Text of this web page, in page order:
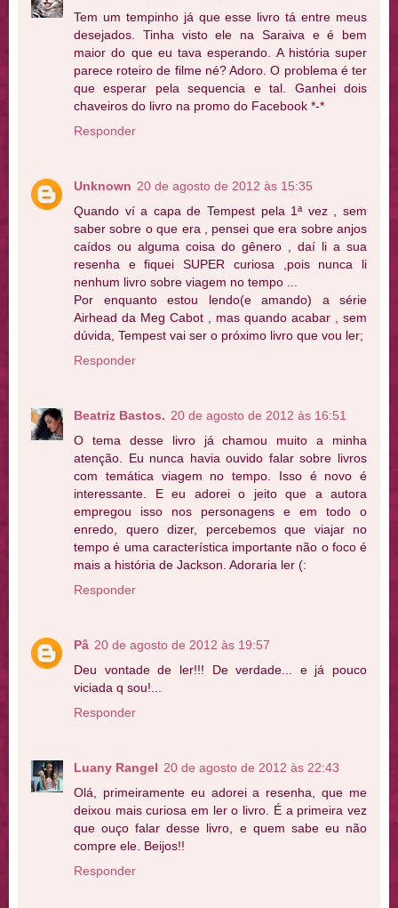
Tem um tempinho já que esse livro tá entre meus
desejados. Tinha visto ele na Saraiva e é bem
maior do que eu tava esperando. A história super
parece roteiro de filme né? Adoro. O problema é ter
que esperar pela sequencia e tal. Ganhei dois
chaveiros do livro na promo do Facebook *-*
Responder
Unknown 20 de agosto de 2012 às 15:35
Quando ví a capa de Tempest pela 1ª vez , sem
saber sobre o que era , pensei que era sobre anjos
caídos ou alguma coisa do gênero , daí li a sua
resenha e fiquei SUPER curiosa ,pois nunca li
nenhum livro sobre viagem no tempo ...
Por enquanto estou lendo(e amando) a série
Airhead da Meg Cabot , mas quando acabar , sem
dúvida, Tempest vai ser o próximo livro que vou ler;
Responder
Beatriz Bastos. 20 de agosto de 2012 às 16:51
O tema desse livro já chamou muito a minha
atenção. Eu nunca havia ouvido falar sobre livros
com temática viagem no tempo. Isso é novo é
interessante. E eu adorei o jeito que a autora
empregou isso nos personagens e em todo o
enredo, quero dizer, percebemos que viajar no
tempo é uma característica importante não o foco é
mais a história de Jackson. Adoraria ler (:
Responder
Pâ 20 de agosto de 2012 às 19:57
Deu vontade de ler!!! De verdade... e já pouco
viciada q sou!...
Responder
Luany Rangel 20 de agosto de 2012 às 22:43
Olá, primeiramente eu adorei a resenha, que me
deixou mais curiosa em ler o livro. É a primeira vez
que ouço falar desse livro, e quem sabe eu não
compre ele. Beijos!!
Responder